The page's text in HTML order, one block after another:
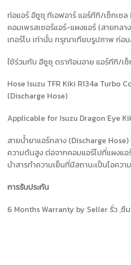
ท่อแอร์ อีซูซุ ทีเอฟอาร์ แอร์กีกิ/เซ็กเซล
คอมเพรสเซอร์แอร์-แผงแอร์ (สายกล
เทอร์โบ เท่านั้น กรุณาเทียบรูปภาพ ก่อ
ใช้ร่วมกับ อีซูซุ ดราก้อนอาย แอร์กีกิ/เซ็
Hose Isuzu TFR Kiki R134a Turbo
(Discharge Hose)
Applicable for Isuzu Dragon Eye
สายน้ำยาแอร์กลาง (Discharge
ความดันสูง ต่อจากคอมแอร์ไปที่แผงแอ
นำสารทำความเย็นที่มีสถานะเป็นไอคว
การรับประกัน
6 Months Warranty by Seller รั่ว ,ซึม